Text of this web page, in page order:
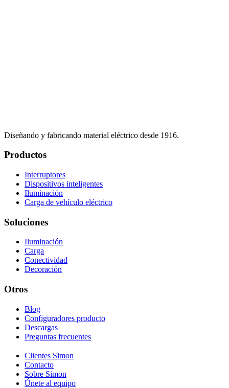
Diseñando y fabricando material eléctrico desde 1916.
Productos
Interruptores
Dispositivos inteligentes
Iluminación
Carga de vehículo eléctrico
Soluciones
Iluminación
Carga
Conectividad
Decoración
Otros
Blog
Configuradores producto
Descargas
Preguntas frecuentes
Clientes Simon
Contacto
Sobre Simon
Únete al equipo